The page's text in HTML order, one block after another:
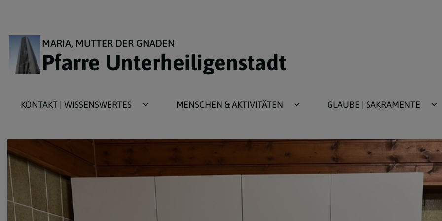
MARIA, MUTTER DER GNADEN
Pfarre Unterheiligenstadt
KONTAKT | WISSENSWERTES
MENSCHEN & AKTIVITÄTEN
Aktivitäten für Erwachsene
GLAUBE | SAKRAMENTE
Erstkommunion
Firmung